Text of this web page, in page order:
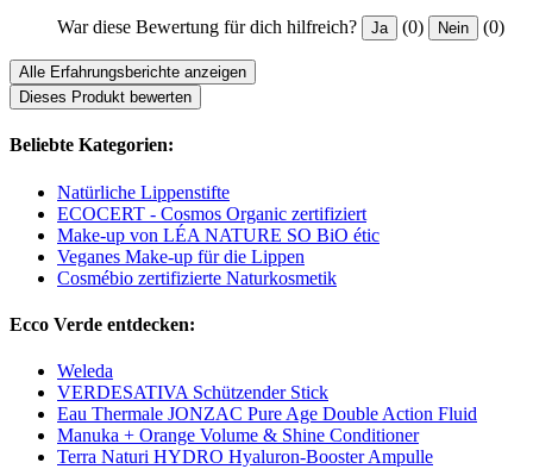
War diese Bewertung für dich hilfreich? Ja (0) Nein (0)
Alle Erfahrungsberichte anzeigen
Dieses Produkt bewerten
Beliebte Kategorien:
Natürliche Lippenstifte
ECOCERT - Cosmos Organic zertifiziert
Make-up von LÉA NATURE SO BiO étic
Veganes Make-up für die Lippen
Cosmébio zertifizierte Naturkosmetik
Ecco Verde entdecken:
Weleda
VERDESATIVA Schützender Stick
Eau Thermale JONZAC Pure Age Double Action Fluid
Manuka + Orange Volume & Shine Conditioner
Terra Naturi HYDRO Hyaluron-Booster Ampulle